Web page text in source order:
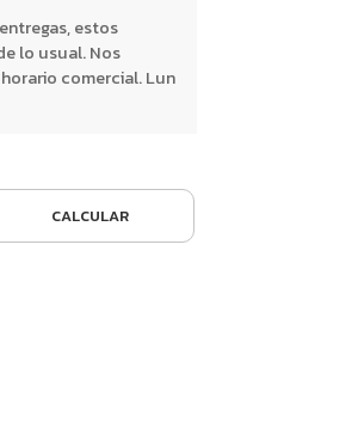
estos
lo usual. Nos
comercial. Lun
CALCULAR